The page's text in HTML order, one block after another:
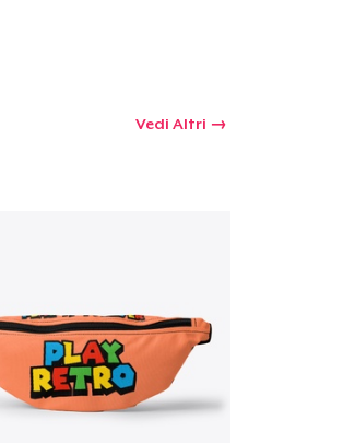
Vedi Altri